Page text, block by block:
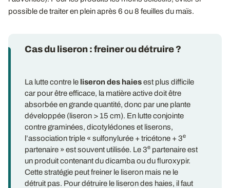
possible de traiter en plein après 6 ou 8 feuilles du maïs.
Cas du liseron : freiner ou détruire ?
La lutte contre le liseron des haiesest plus difficile
car pour être efficace, la matière active doit être
absorbée en grande quantité, donc par une plante
développée (liseron > 15 cm). En lutte conjointe
contre graminées, dicotylédones et liserons,
l’association triple « sulfonylurée + tricétone + 3e
partenaire » est souvent utilisée. Le 3e partenaire est
un produit contenant du dicamba ou du fluroxypir.
Cette stratégie peut freiner le liseron mais ne le
détruit pas. Pour détruire le liseron des haies, il faut